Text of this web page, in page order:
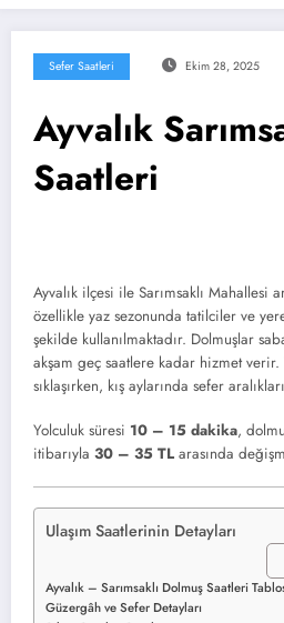
Sefer Saatleri Ekim 28, 2025
Ayvalık
Saatleri
Ayvalık ilçesi ile Sarımsaklı Mahallesi
özellikle yaz sezonunda tatilciler ve
şekilde kullanılmaktadır. Dolmuşlar
akşam geç saatlere kadar hizmet verir.
sıklaşırken, kış aylarında sefer
Yolculuk süresi 10 – 15 dakika,
itibarıyla 30 – 35 TL arasında
Ulaşım Saatlerinin Detayları
Ayvalık – Sarımsaklı Dolmuş Saatleri
Güzergâh ve Sefer Detayları